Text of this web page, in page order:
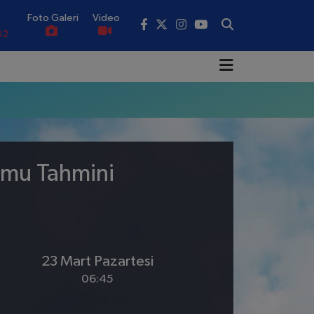
Foto Galeri Video
Tahmini
23 Mart Pazartesi
06:45